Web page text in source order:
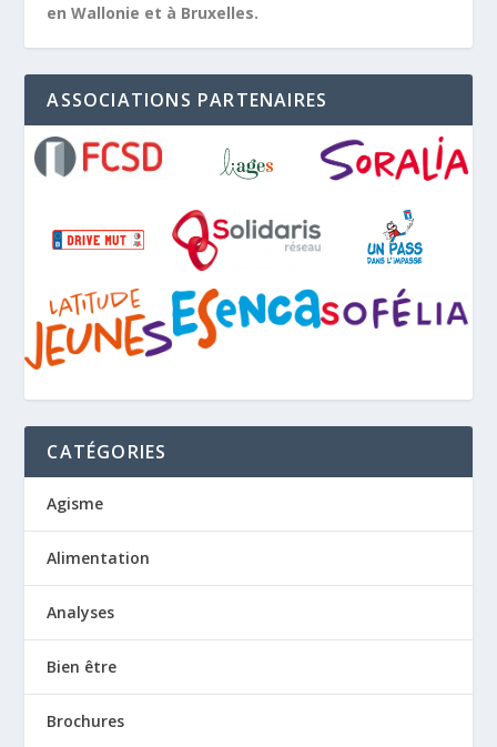
en Wallonie et à Bruxelles.
ASSOCIATIONS PARTENAIRES
CATÉGORIES
Agisme
Alimentation
Analyses
Bien être
Brochures